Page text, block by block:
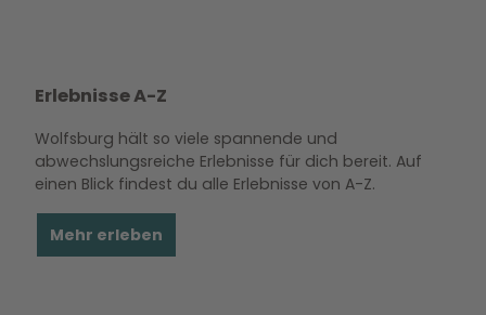
Erlebnisse A-Z
Wolfsburg hält so viele spannende und
abwechslungsreiche Erlebnisse für dich bereit. Auf
einen Blick findest du alle Erlebnisse von A-Z.
Mehr erleben